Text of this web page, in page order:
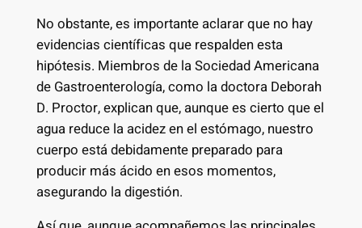
No obstante, es importante aclarar que no hay
evidencias científicas que respalden esta
hipótesis. Miembros de la Sociedad Americana
de Gastroenterología, como la doctora Deborah
D. Proctor, explican que, aunque es cierto que el
agua reduce la acidez en el estómago, nuestro
cuerpo está debidamente preparado para
producir más ácido en esos momentos,
asegurando la digestión.